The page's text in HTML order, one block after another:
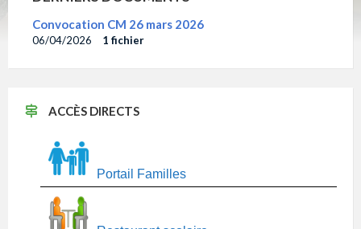
Convocation CM 26 mars 2026
06/04/2026 1 fichier
ACCÈS DIRECTS
Portail Familles